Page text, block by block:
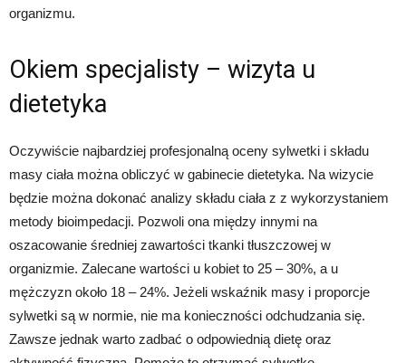
organizmu.
Okiem specjalisty – wizyta u
dietetyka
Oczywiście najbardziej profesjonalną oceny sylwetki i składu
masy ciała można obliczyć w gabinecie dietetyka. Na wizycie
będzie można dokonać analizy składu ciała z z wykorzystaniem
metody bioimpedacji. Pozwoli ona między innymi na
oszacowanie średniej zawartości tkanki tłuszczowej w
organizmie. Zalecane wartości u kobiet to 25 – 30%, a u
mężczyzn około 18 – 24%. Jeżeli wskaźnik masy i proporcje
sylwetki są w normie, nie ma konieczności odchudzania się.
Zawsze jednak warto zadbać o odpowiednią dietę oraz